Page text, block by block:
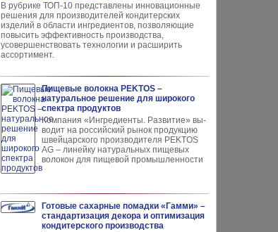
В рубрике ТОП-10 представлены инновационные
решения для производителей кондитерских
изделий в области ингредиентов, позволяющие
повысить эффективность производства,
усовершенствовать технологии и расширить
ассортимент.
Пищевые волокна PEKTOS –
натуральное решение для широкого
спектра продуктов
Компания «Ингредиенты. Развитие» вы­
водит на российский рынок продукцию
швей­царского производителя PEKTOS
AG – ли­нейку натуральных пищевых
волокон для пи­щевой промышленности
Готовые сахарные помадки «Гамми» –
стандартизация декора и оптимизация
кондитерского производства